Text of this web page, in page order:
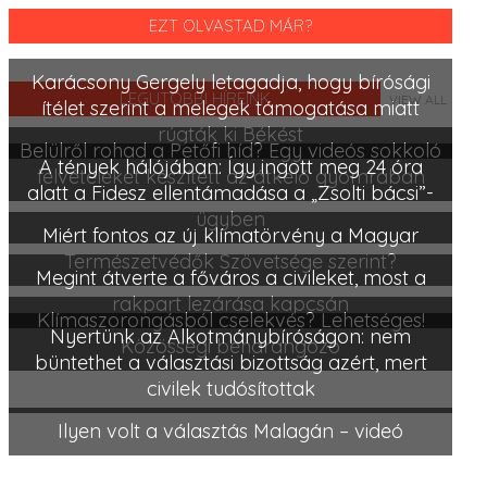
EZT OLVASTAD MÁR?
LEGUTÓBBI HÍREINK VIEW ALL
Karácsony Gergely letagadja, hogy bírósági
ítélet szerint a melegek támogatása miatt
rúgták ki Békést
Belülről rohad a Petőfi híd? Egy videós sokkoló
felvételeket készített az átkelő gyomrában
A tények hálójában: Így ingott meg 24 óra
alatt a Fidesz ellentámadása a „Zsolti bácsi”-
ügyben
Miért fontos az új klímatörvény a Magyar
Természetvédők Szövetsége szerint?
Megint átverte a főváros a civileket, most a
rakpart lezárása kapcsán
Klímaszorongásból cselekvés? Lehetséges!
Közösségi beharangozó
Nyertünk az Alkotmánybíróságon: nem
büntethet a választási bizottság azért, mert
civilek tudósítottak
Ilyen volt a választás Malagán – videó